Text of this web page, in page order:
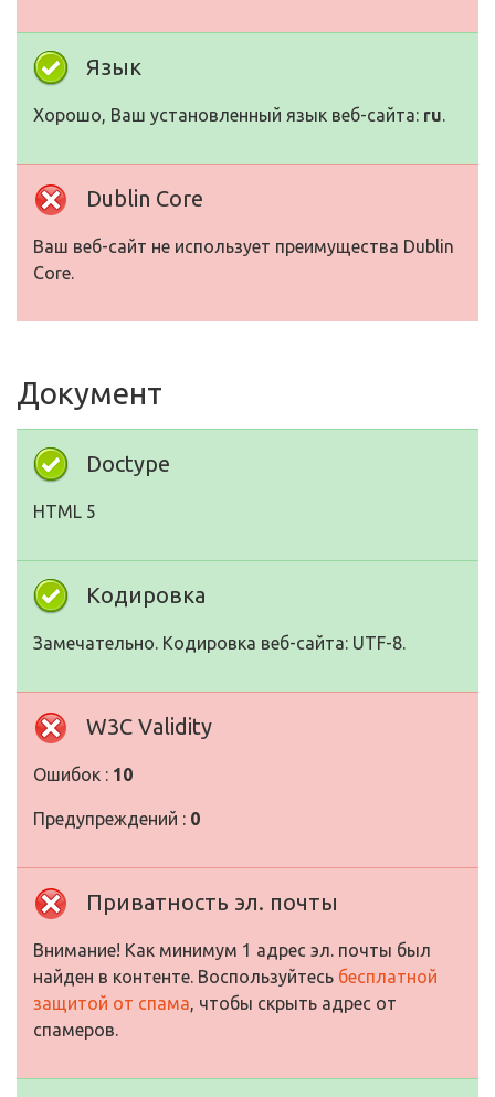
Язык
Хорошо, Ваш установленный язык веб-сайта: ru.
Dublin Core
Ваш веб-сайт не использует преимущества Dublin
Core.
Документ
Doctype
HTML 5
Кодировка
Замечательно. Кодировка веб-сайта: UTF-8.
W3C Validity
Ошибок : 10
Предупреждений : 0
Приватность эл. почты
Внимание! Как минимум 1 адрес эл. почты был
найден в контенте. Воспользуйтесь бесплатной
защитой от спама, чтобы скрыть адрес от
спамеров.